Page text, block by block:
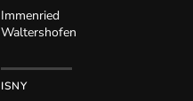
Immenried
Waltershofen
ISNY